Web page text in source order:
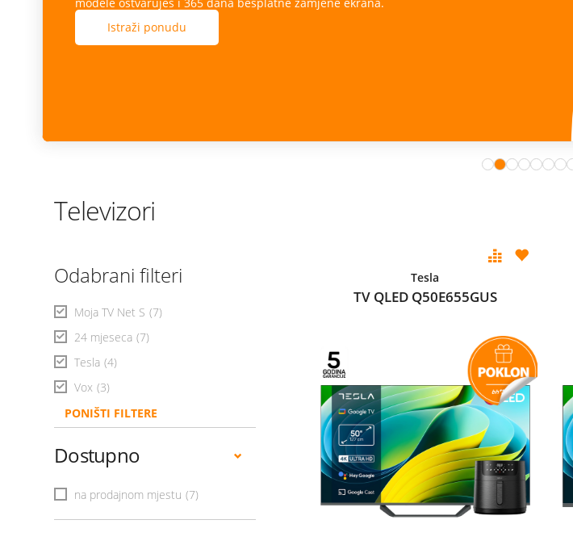
Istraži ponudu
Televizori
Odabrani filteri
Moja TV Net S (7)
24 mjeseca (7)
Tesla (4)
Vox (3)
PONIŠTI FILTERE
Dostupno
na prodajnom mjestu (7)
Tesla
TV QLED Q50E655GUS